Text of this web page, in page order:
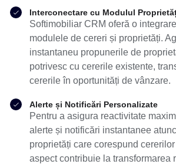
Interconectare cu Modulul
Softimobiliar CRM oferă o
modulele de cereri și proprietăți.
instantaneu propunerile de
potrivesc cu cererile existente,
cererile în oportunități de vânzare.
Alerte și Notificări Personalizate
Pentru a asigura reactivitate
alerte și notificări instantanee
proprietăți care corespund
aspect contribuie la transformarea